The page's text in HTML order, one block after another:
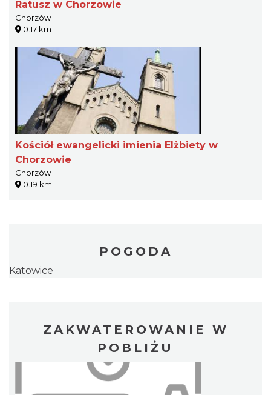
Ratusz w Chorzowie
Chorzów
0.17 km
Kościół ewangelicki imienia Elżbiety w
Chorzowie
Chorzów
0.19 km
POGODA
Katowice
ZAKWATEROWANIE W
POBLIŻU